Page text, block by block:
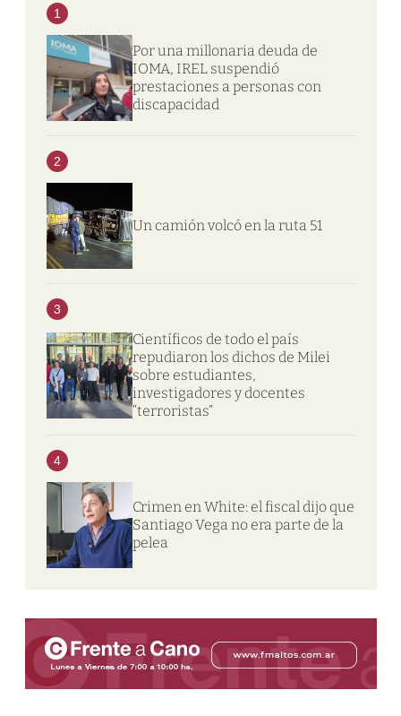
1
Por una millonaria deuda de
IOMA, IREL suspendió
prestaciones a personas con
discapacidad
2
Un camión volcó en la ruta 51
3
Científicos de todo el país
repudiaron los dichos de Milei
sobre estudiantes,
investigadores y docentes
“terroristas”
4
Crimen en White: el fiscal dijo que
Santiago Vega no era parte de la
pelea